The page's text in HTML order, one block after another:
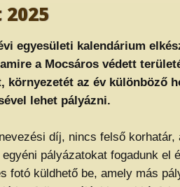
egyesületi kalendárium
a Mocsáros védett
környezetét az év különböző
lehet pályázni.
díj, nincs felső korhatár,
pályázatokat fogadunk el
fotó küldhető be, amely más